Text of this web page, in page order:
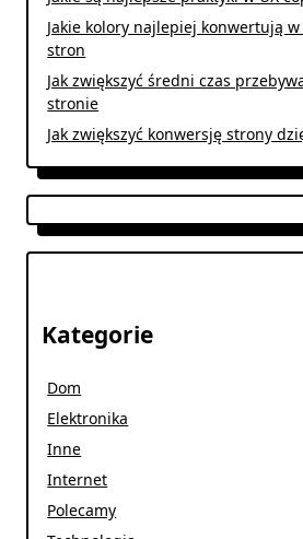
Jakie kolory najlepiej konwertują
stron
Jak zwiększyć średni czas
stronie
Jak zwiększyć konwersję strony
Kategorie
Dom
Elektronika
Inne
Internet
Polecamy